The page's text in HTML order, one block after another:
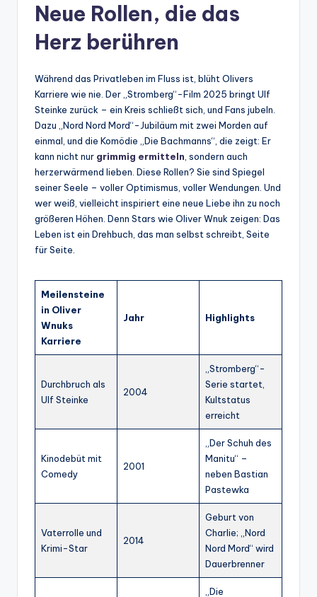
Neue Rollen, die das
Herz berühren
Während das Privatleben im Fluss ist, blüht Olivers
Karriere wie nie. Der „Stromberg“-Film 2025 bringt Ulf
Steinke zurück – ein Kreis schließt sich, und Fans jubeln.
Dazu „Nord Nord Mord“-Jubiläum mit zwei Morden auf
einmal, und die Komödie „Die Bachmanns“, die zeigt: Er
kann nicht nur grimmig ermitteln , sondern auch
herzerwärmend lieben. Diese Rollen? Sie sind Spiegel
seiner Seele – voller Optimismus, voller Wendungen. Und
wer weiß, vielleicht inspiriert eine neue Liebe ihn zu noch
größeren Höhen. Denn Stars wie Oliver Wnuk zeigen: Das
Leben ist ein Drehbuch, das man selbst schreibt, Seite
für Seite.
Meilensteine
in Oliver
Wnuks
Karriere
Jahr Highlights
Durchbruch als
Ulf Steinke
2004
„Stromberg“-
Serie startet,
Kultstatus
erreicht
Kinodebüt mit
Comedy
2001
„Der Schuh des
Manitu“ –
neben Bastian
Pastewka
Vaterrolle und
Krimi-Star
2014
Geburt von
Charlie; „Nord
Nord Mord“ wird
Dauerbrenner
„Die